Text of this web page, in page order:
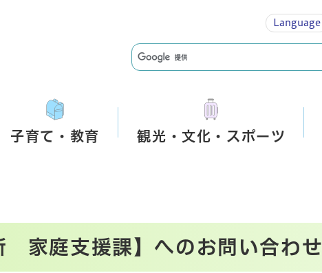
Language
子育て・教育 観光・文化・スポーツ
家庭支援課】へのお問い合わせ